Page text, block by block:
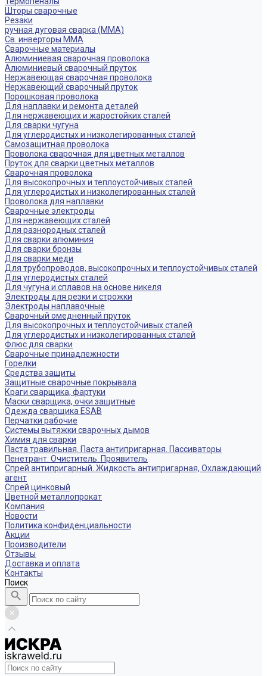
Шторы сварочные
Резаки
ручная дуговая сварка (MMA)
Св. инверторы MMA
Сварочные материалы
Алюминиевая сварочная проволока
Алюминиевый сварочный пруток
Нержавеющая сварочная проволока
Нержавеющий сварочный пруток
Порошковая проволока
Для наплавки и ремонта деталей
Для нержавеющих и жаростойких сталей
Для сварки чугуна
Для углеродистых и низколегированных сталей
Самозащитная проволока
Проволока сварочная для цветных металлов
Пруток для сварки цветных металлов
Сварочная проволока
Для высокопрочных и теплоустойчивых сталей
Для углеродистых и низколегированных сталей
Проволока для наплавки
Сварочные электроды
Для нержавеющих сталей
Для разнородных сталей
Для сварки алюминия
Для сварки бронзы
Для сварки меди
Для трубопроводов, высокопрочных и теплоустойчивых сталей
Для углеродистых сталей
Для чугуна и сплавов на основе никеля
Электроды для резки и строжки
Электроды наплавочные
Сварочный омедненный пруток
Для высокопрочных и теплоустойчивых сталей
Для углеродистых и низколегированных сталей
Флюс для сварки
Сварочные принадлежности
Горелки
Средства защиты
Защитные сварочные покрывала
Краги сварщика, фартуки
Маски сварщика, очки защитные
Одежда сварщика ESAB
Перчатки рабочие
Системы вытяжки сварочных дымов
Химия для сварки
Паста травильная. Паста антипригарная. Пассиваторы
Пенетрант. Очиститель. Проявитель
Спрей антипригарный. Жидкость антипригарная, Охлаждающий
агент
Спрей цинковый
Цветной металлопрокат
Компания
Новости
Политика конфиденциальности
Акции
Производители
Отзывы
Доставка и оплата
Контакты
Поиск